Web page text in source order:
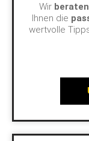
Wir beraten
Ihnen die
wertvolle